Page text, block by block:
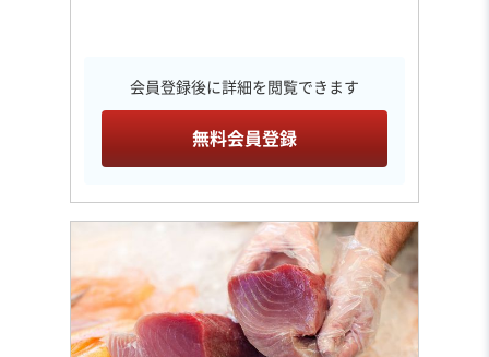
会員登録後に詳細を閲覧できます
無料会員登録